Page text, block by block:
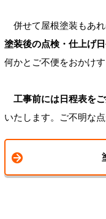
併せて屋根塗装もあ
塗装後の点検・仕上げ
何かとご不便をおかけ
工事前には日程表を
いたします。ご不明な